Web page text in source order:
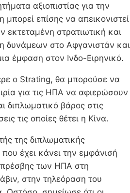
αξιοπιστίας για την
μπορεί επίσης να απεικονιστεί
εκτεταμένη στρατιωτική και
δυνάμεων στο Αφγανιστάν και
έμφαση στον Ινδο-Ειρηνικό.
ο Strating, θα μπορούσε να
για τις ΗΠΑ να αφιερώσουν
διπλωματικό βάρος στις
τις οποίες θέτει η Κίνα.
της διπλωματικής
έχει κάνει την εμφάνισή
των ΗΠΑ στη
στην τηλεόραση του